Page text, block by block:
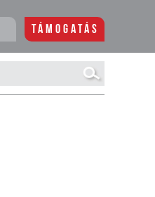
Támogatás